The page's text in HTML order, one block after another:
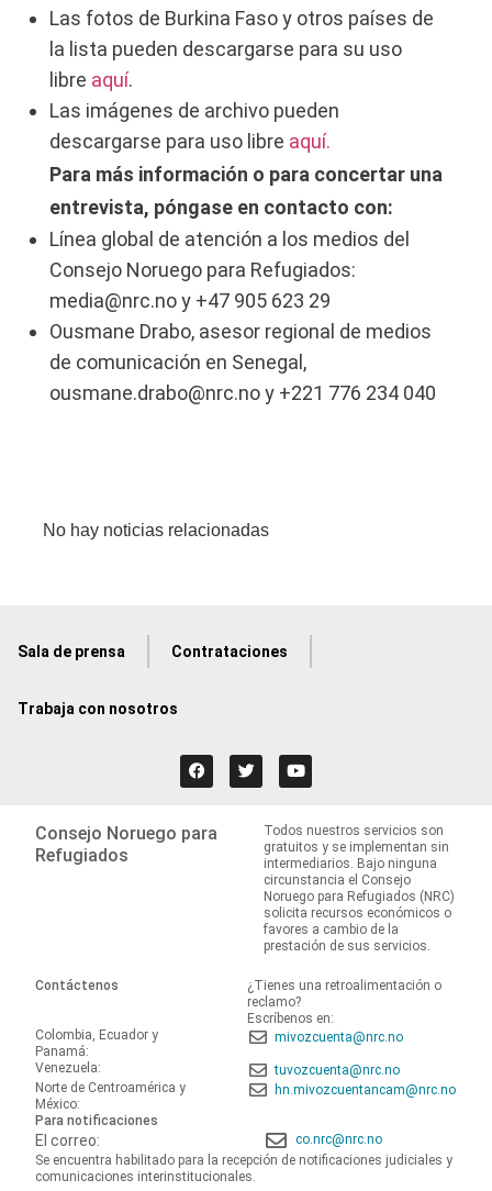
Las fotos de Burkina Faso y otros países de
la lista pueden descargarse para su uso
libre aquí.
Las imágenes de archivo pueden
descargarse para uso libre aquí.
Para más información o para concertar una
entrevista, póngase en contacto con:
Línea global de atención a los medios del
Consejo Noruego para Refugiados:
media@nrc.no y +47 905 623 29
Ousmane Drabo, asesor regional de medios
de comunicación en Senegal,
ousmane.drabo@nrc.no y +221 776 234 040
No hay noticias relacionadas
Sala de prensa Contrataciones
Trabaja con nosotros
Consejo Noruego para
Refugiados
Todos nuestros servicios son
gratuitos y se implementan sin
intermediarios. Bajo ninguna
circunstancia el Consejo
Noruego para Refugiados (NRC)
solicita recursos económicos o
favores a cambio de la
prestación de sus servicios.
Contáctenos
¿Tienes una retroalimentación o
reclamo?
Escríbenos en:
Colombia, Ecuador y
Panamá:
mivozcuenta@nrc.no
Venezuela:
tuvozcuenta@nrc.no
Norte de Centroamérica y
México:
hn.mivozcuentancam@nrc.no
Para notificaciones
El correo:
co.nrc@nrc.no
Se encuentra habilitado para la recepción de notificaciones judiciales y
comunicaciones interinstitucionales.